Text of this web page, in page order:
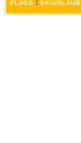
FLÜGE : SKIURLAUB